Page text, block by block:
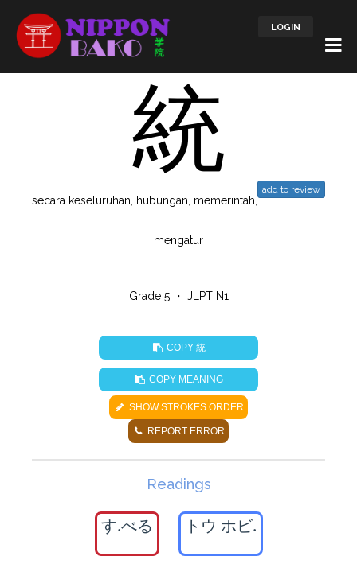
LOGIN
統 add to review
secara keseluruhan, hubungan, memerintah,
mengatur
Grade 5 ・ JLPT N1
COPY統
COPY MEANING
SHOW STROKES ORDER
REPORT ERROR
Readings
す.べる トウ ホビ.